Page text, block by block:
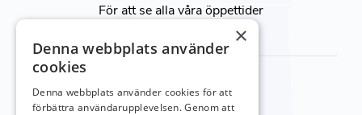
För att se alla våra öppettider
kontakt sida
Viktor Setterbergs väg 5
×
Denna webbplats använder
cookies
Denna webbplats använder cookies för att
förbättra användarupplevelsen. Genom att